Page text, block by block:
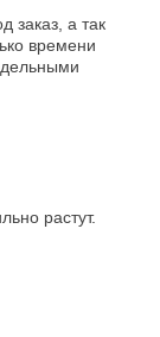
заказ, а так
времени
растут.